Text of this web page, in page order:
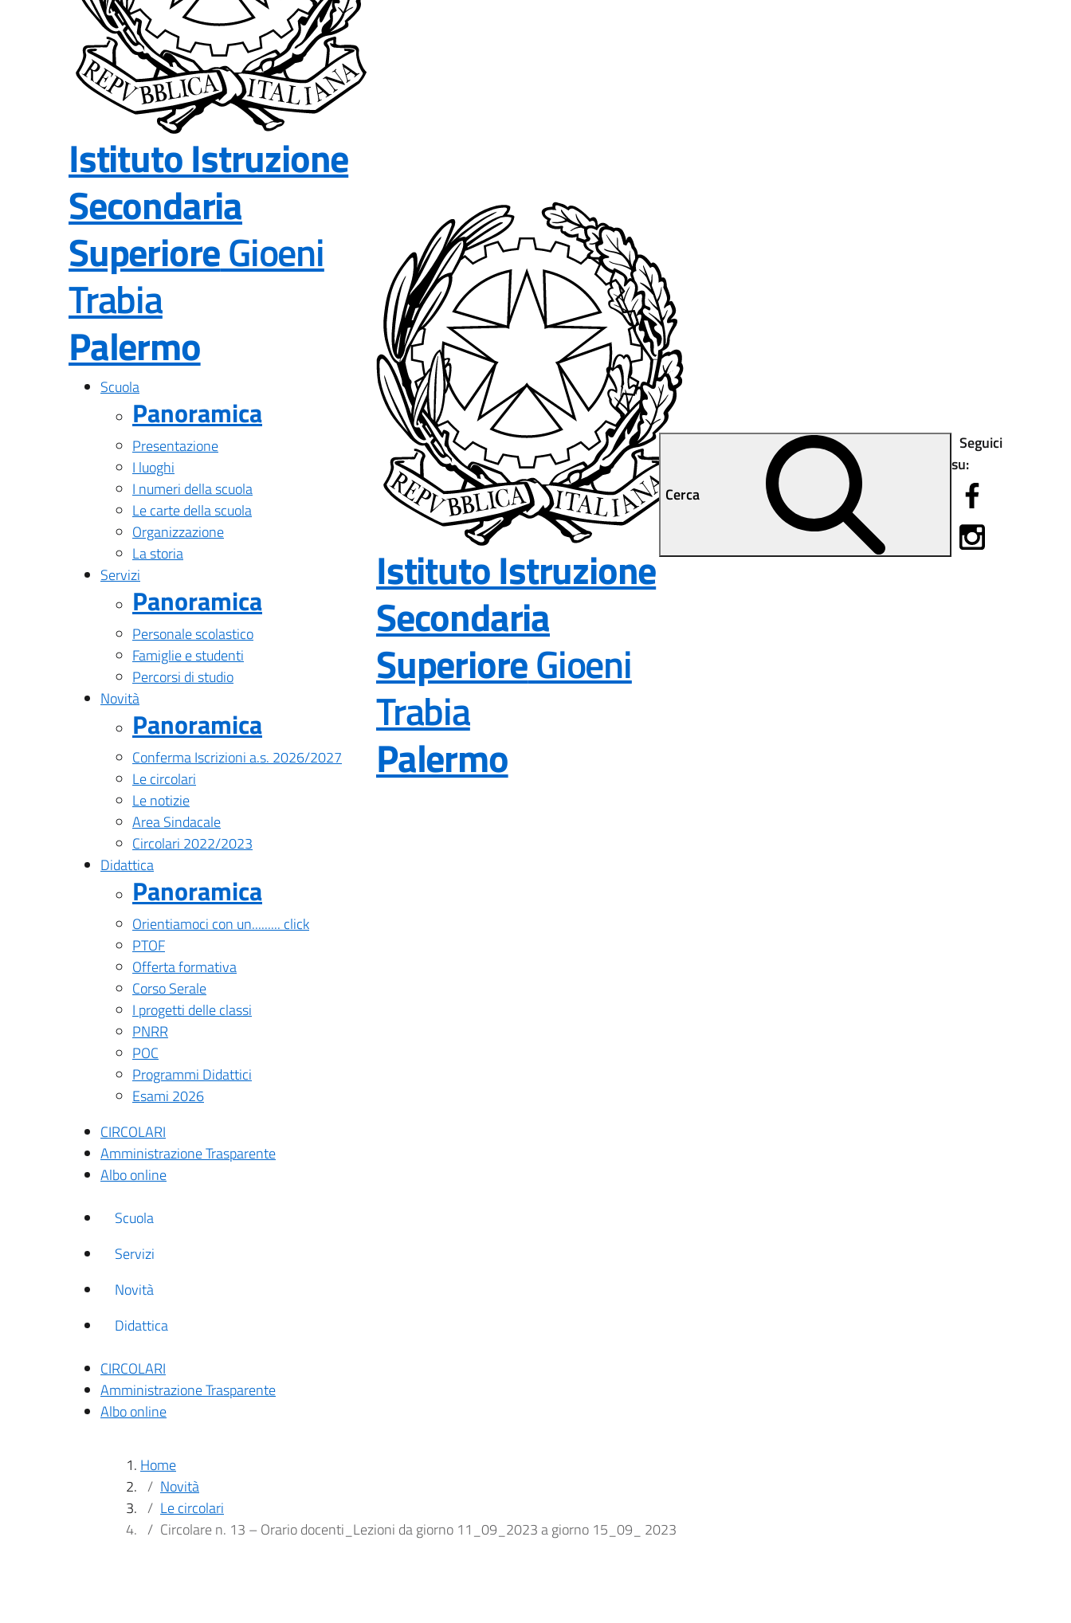
Istituto Istruzione
Secondaria
SuperioreGioeni
Trabia
Palermo
Scuola
Panoramica
Presentazione
I luoghi
I numeri della scuola
Le carte della scuola
Organizzazione
La storia
Servizi
Panoramica
Personale scolastico
Famiglie e studenti
Percorsi di studio
Novità
Panoramica
Conferma Iscrizioni a.s. 2026/2027
Le circolari
Le notizie
Area Sindacale
Circolari 2022/2023
Didattica
Panoramica
Orientiamoci con un......... click
PTOF
Offerta formativa
Corso Serale
I progetti delle classi
PNRR
POC
Programmi Didattici
Esami 2026
CIRCOLARI
Amministrazione Trasparente
Albo online
Istituto Istruzione
Secondaria
SuperioreGioeni
Trabia
Palermo
Cerca
Seguici
su:
Scuola
Servizi
Novità
Didattica
CIRCOLARI
Amministrazione Trasparente
Albo online
Home
Novità
Le circolari
Circolare n. 13 – Orario docenti_Lezioni da giorno 11_09_2023 a giorno 15_09_ 2023